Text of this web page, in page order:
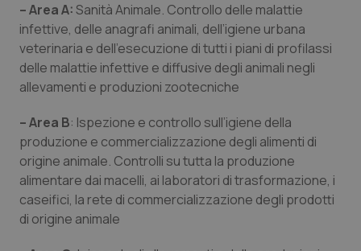
Toscana
Umbria
Veneto
Obesità
Oftalmologia
Oncoematologia
Oncologia & Nutrizione
– Area A:Sanità Animale. Controllo delle malattie
infettive, delle anagrafi animali, dell’igiene urbana
veterinaria e dell’esecuzione di tutti i piani di profilassi
delle malattie infettive e diffusive degli animali negli
allevamenti e produzioni zootecniche
– Area B: Ispezione e controllo sull’igiene della
produzione e commercializzazione degli alimenti di
origine animale. Controlli su tutta la produzione
alimentare dai macelli, ai laboratori di trasformazione, i
caseifici, la rete di commercializzazione degli prodotti
di origine animale